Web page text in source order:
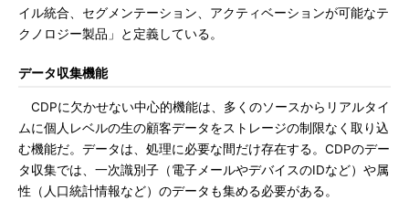
イル統合、セグメンテーション、アクティベーションが可能なテ
クノロジー製品」と定義している。
データ収集機能
CDPに欠かせない中心的機能は、多くのソースからリアルタイ
ムに個人レベルの生の顧客データをストレージの制限なく取り込
む機能だ。データは、処理に必要な間だけ存在する。CDPのデー
タ収集では、一次識別子（電子メールやデバイスのIDなど）や属
性（人口統計情報など）のデータも集める必要がある。